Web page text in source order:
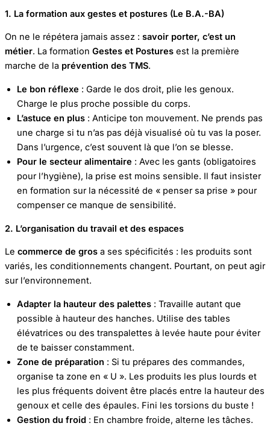
1. La formation aux gestes et postures (Le B.A.-BA)
On ne le répétera jamais assez : savoir porter, c’est un
métier. La formation Gestes et Postures est la première
marche de la prévention des TMS.
Le bon réflexe : Garde le dos droit, plie les genoux.
Charge le plus proche possible du corps.
L’astuce en plus : Anticipe ton mouvement. Ne prends pas
une charge si tu n’as pas déjà visualisé où tu vas la poser.
Dans l’urgence, c’est souvent là que l’on se blesse.
Pour le secteur alimentaire : Avec les gants (obligatoires
pour l’hygiène), la prise est moins sensible. Il faut insister
en formation sur la nécessité de « penser sa prise » pour
compenser ce manque de sensibilité.
2. L’organisation du travail et des espaces
Le commerce de gros a ses spécificités : les produits sont
variés, les conditionnements changent. Pourtant, on peut agir
sur l’environnement.
Adapter la hauteur des palettes : Travaille autant que
possible à hauteur des hanches. Utilise des tables
élévatrices ou des transpalettes à levée haute pour éviter
de te baisser constamment.
Zone de préparation : Si tu prépares des commandes,
organise ta zone en « U ». Les produits les plus lourds et
les plus fréquents doivent être placés entre la hauteur des
genoux et celle des épaules. Fini les torsions du buste !
Gestion du froid : En chambre froide, alterne les tâches.